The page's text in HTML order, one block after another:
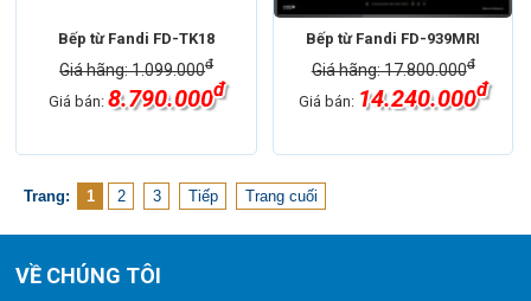
Bếp từ Fandi FD-TK18
Giá hãng: 1.099.000đ
Giá bán: 8.790.000đ
Bếp từ Fandi FD-939MRI
Giá hãng: 17.800.000đ
Giá bán: 14.240.000đ
Trang: 1 2 3 Tiếp Trang cuối
VỀ CHÚNG TÔI